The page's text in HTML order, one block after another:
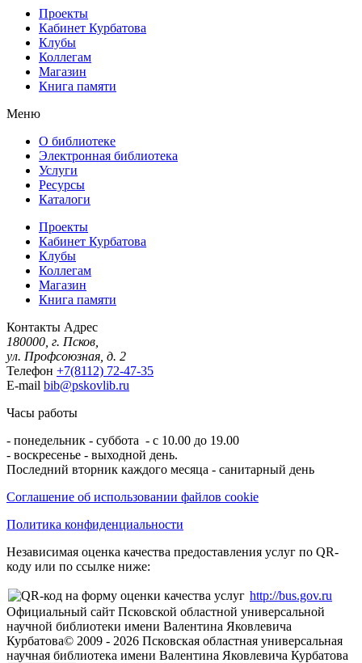
Проекты
Кабинет Курбатова
Клубы
Коллегам
Магазин
Книга памяти
Меню
О библиотеке
Электронная библиотека
Услуги
Ресурсы
Каталоги
Проекты
Кабинет Курбатова
Клубы
Коллегам
Магазин
Книга памяти
Контакты Адрес
180000, г. Псков,
ул. Профсоюзная, д. 2
Телефон +7(8112) 72-47-35
E-mail bib@pskovlib.ru
Часы работы
- понедельник - суббота - с 10.00 до 19.00
- воскресенье - выходной день.
Последний вторник каждого месяца - санитарный день
Соглашение об использовании файлов cookie
Политика конфиденциальности
Независимая оценка качества предоставления услуг по QR-
коду или по ссылке ниже:
http://bus.gov.ru
Официальный сайт Псковской областной универсальной
научной библиотеки имени Валентина Яковлевича
Курбатова© 2009 - 2026 Псковская областная универсальная
научная библиотека имени Валентина Яковлевича Курбатова